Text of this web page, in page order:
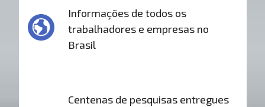
Informações de todos os
trabalhadores e empresas no
Brasil
Centenas de pesquisas entregues